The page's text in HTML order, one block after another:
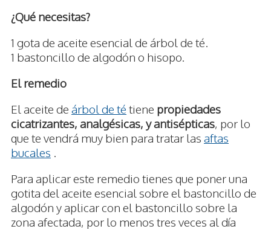
¿Qué necesitas?
1 gota de aceite esencial de árbol de té.
1 bastoncillo de algodón o hisopo.
El remedio
El aceite de árbol de té tiene propiedades
cicatrizantes, analgésicas, y antisépticas, por lo
que te vendrá muy bien para tratar las aftas
bucales
Para aplicar este remedio tienes que poner una
gotita del aceite esencial sobre el bastoncillo de
algodón y aplicar con el bastoncillo sobre la
zona afectada, por lo menos tres veces al día